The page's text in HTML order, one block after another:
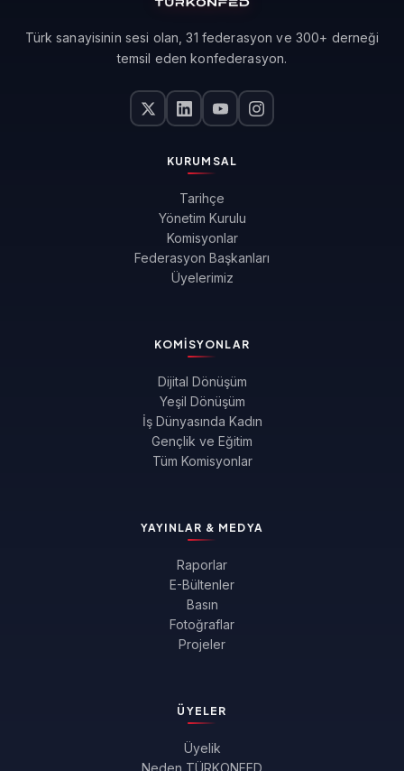
Türk sanayisinin sesi olan, 31 federasyon ve 300+ derneği
temsil eden konfederasyon.
KURUMSAL
Tarihçe
Yönetim Kurulu
Komisyonlar
Federasyon Başkanları
Üyelerimiz
KOMISYONLAR
Dijital Dönüşüm
Yeşil Dönüşüm
İş Dünyasında Kadın
Gençlik ve Eğitim
Tüm Komisyonlar
YAYINLAR & MEDYA
Raporlar
E-Bültenler
Basın
Fotoğraflar
Projeler
ÜYELER
Üyelik
Neden TÜRKONFED